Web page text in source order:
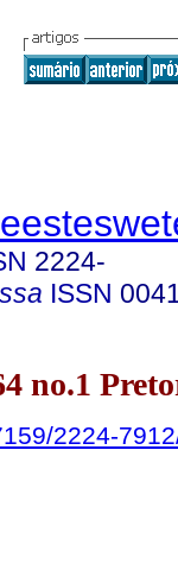
2224-
ISSN
no.1
2224-